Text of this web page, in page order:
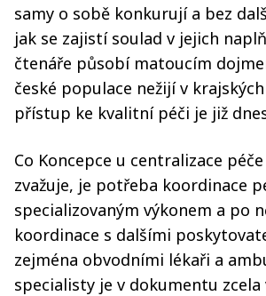
samy o sobě konkurují a bez
jak se zajistí soulad v jejich
čtenáře působí matoucím
české populace nežijí v
přístup ke kvalitní péči je již
Co Koncepce u centralizace
zvažuje, je potřeba koordinace
specializovaným výkonem a po
koordinace s dalšími
zejména obvodními lékaři a
specialisty je v dokumentu zcela